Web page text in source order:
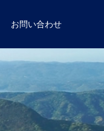
お問い合わせ